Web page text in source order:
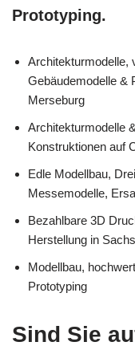
Prototyping.
Architekturmodelle,
Gebäudemodelle &
Merseburg
Architekturmodelle
Konstruktionen auf
Edle Modellbau,
Messemodelle,
Bezahlbare 3D
Herstellung in
Modellbau,
Prototyping
Sind Sie